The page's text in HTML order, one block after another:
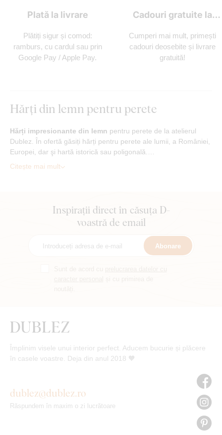
Plată la livrare
Plătiți sigur și comod:
ramburs, cu cardul sau prin
Google Pay / Apple Pay.
Cadouri gratuite la
Cumperi mai mult, primești
cadouri deosebite și livrare
gratuită!
Hărți din lemn pentru perete
Hărți impresionante din lemn pentru perete de la atelierul
Dublez. În ofertă găsiți hărți pentru perete ale lumii, a României,
Europei, dar şi hartă istorică sau poligonală.…
Citește mai mult
Inspirații direct în căsuța D-
voastră de email
Abonare
Împlinim visele unui interior perfect. Aducem bucurie și plăcere
în casele voastre. Deja din anul 2018 🧡
dublez@dublez.ro
Răspundem în maxim o zi lucrătoare